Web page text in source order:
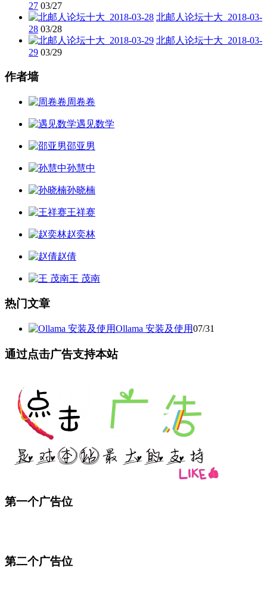
27 03/27
北邮人论坛十大_2018-03-
28 03/28
北邮人论坛十大_2018-03-
29 03/29
作者墙
周卷卷
遇见数学
邵亚男
孙慧中
孙晓楠
王祥赛
赵奕林
赵倩
王 茂南
热门文章
Ollama 安装及使用07/31
通过点击广告支持本站
第一个广告位
第二个广告位